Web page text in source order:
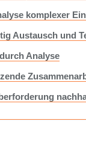
komplexer
Austausch und
Analyse